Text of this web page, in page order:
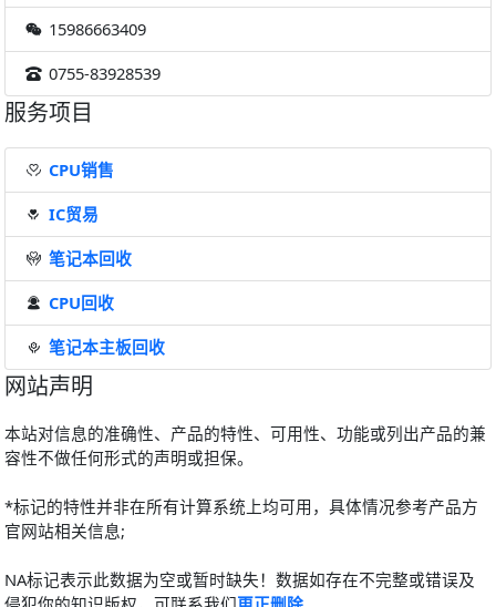
15986663409
0755-83928539
服务项目
CPU销售
IC贸易
笔记本回收
CPU回收
笔记本主板回收
网站声明
本站对信息的准确性、产品的特性、可用性、功能或列出产品的兼
容性不做任何形式的声明或担保。
*标记的特性并非在所有计算系统上均可用，具体情况参考产品方
官网站相关信息;
NA标记表示此数据为空或暂时缺失！数据如存在不完整或错误及